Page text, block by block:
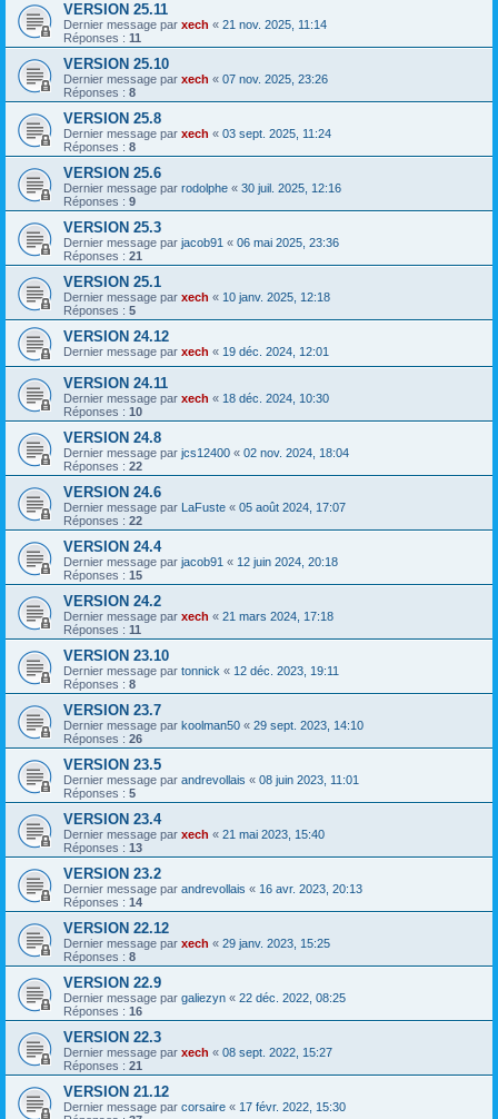
VERSION 25.11
Dernier message par xech « 21 nov. 2025, 11:14
Réponses : 11
VERSION 25.10
Dernier message par xech « 07 nov. 2025, 23:26
Réponses : 8
VERSION 25.8
Dernier message par xech « 03 sept. 2025, 11:24
Réponses : 8
VERSION 25.6
Dernier message par rodolphe « 30 juil. 2025, 12:16
Réponses : 9
VERSION 25.3
Dernier message par jacob91 « 06 mai 2025, 23:36
Réponses : 21
VERSION 25.1
Dernier message par xech « 10 janv. 2025, 12:18
Réponses : 5
VERSION 24.12
Dernier message par xech « 19 déc. 2024, 12:01
VERSION 24.11
Dernier message par xech « 18 déc. 2024, 10:30
Réponses : 10
VERSION 24.8
Dernier message par jcs12400 « 02 nov. 2024, 18:04
Réponses : 22
VERSION 24.6
Dernier message par LaFuste « 05 août 2024, 17:07
Réponses : 22
VERSION 24.4
Dernier message par jacob91 « 12 juin 2024, 20:18
Réponses : 15
VERSION 24.2
Dernier message par xech « 21 mars 2024, 17:18
Réponses : 11
VERSION 23.10
Dernier message par tonnick « 12 déc. 2023, 19:11
Réponses : 8
VERSION 23.7
Dernier message par koolman50 « 29 sept. 2023, 14:10
Réponses : 26
VERSION 23.5
Dernier message par andrevollais « 08 juin 2023, 11:01
Réponses : 5
VERSION 23.4
Dernier message par xech « 21 mai 2023, 15:40
Réponses : 13
VERSION 23.2
Dernier message par andrevollais « 16 avr. 2023, 20:13
Réponses : 14
VERSION 22.12
Dernier message par xech « 29 janv. 2023, 15:25
Réponses : 8
VERSION 22.9
Dernier message par galiezyn « 22 déc. 2022, 08:25
Réponses : 16
VERSION 22.3
Dernier message par xech « 08 sept. 2022, 15:27
Réponses : 21
VERSION 21.12
Dernier message par corsaire « 17 févr. 2022, 15:30